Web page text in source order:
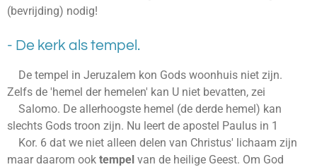
(bevrijding) nodig!
- De kerk als tempel.
De tempel in Jeruzalem kon Gods woonhuis niet zijn.
Zelfs de 'hemel der hemelen' kan U niet bevatten, zei
Salomo. De allerhoogste hemel (de derde hemel) kan
slechts Gods troon zijn. Nu leert de apostel Paulus in 1
Kor. 6 dat we niet alleen delen van Christus' lichaam zijn
maar daarom ook tempel van de heilige Geest. Om God